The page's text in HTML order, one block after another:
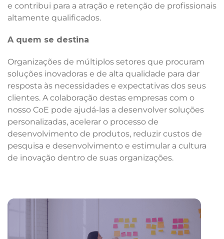
e contribui para a atração e retenção de profissionais
altamente qualificados.
A quem se destina
Organizações de múltiplos setores que procuram
soluções inovadoras e de alta qualidade para dar
resposta às necessidades e expectativas dos seus
clientes. A colaboração destas empresas com o
nosso CoE pode ajudá-las a desenvolver soluções
personalizadas, acelerar o processo de
desenvolvimento de produtos, reduzir custos de
pesquisa e desenvolvimento e estimular a cultura
de inovação dentro de suas organizações.